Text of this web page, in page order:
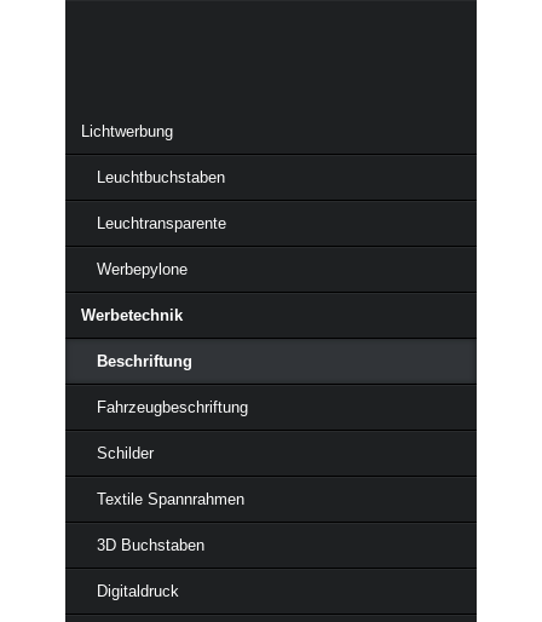
Lichtwerbung
Leuchtbuchstaben
Leuchtransparente
Werbepylone
Werbetechnik
Beschriftung
Fahrzeugbeschriftung
Schilder
Textile Spannrahmen
3D Buchstaben
Digitaldruck
Beschriftungen mit Folien und
Digitaldruck
Schon mit geringem Kostenaufwand hat man einen Werbeträger,
der über Jahre präsent ist.
Unterschiedliche Materialien und Beschriftungstechniken bieten
Möglichkeiten für unzählige Anforderungen. So realisieren wir
ausgefallene Designs, welche wir anschließend professionell
umsetzen.
Dafür verwenden wir Folienplots (geschnittene Logos und
Buchstaben) in passenden Farben oder digital bedruckte Folie
(Digitaldrucke), welche wir mit einem zusätzlichen Schutzlaminat
versehen. Mit Glasdekorfolie (Frosteffectfolie oder Milchglasfolie)
erzielen wir zusätzlich interessante Effekte oder einen geforderten
Sichtschutz.